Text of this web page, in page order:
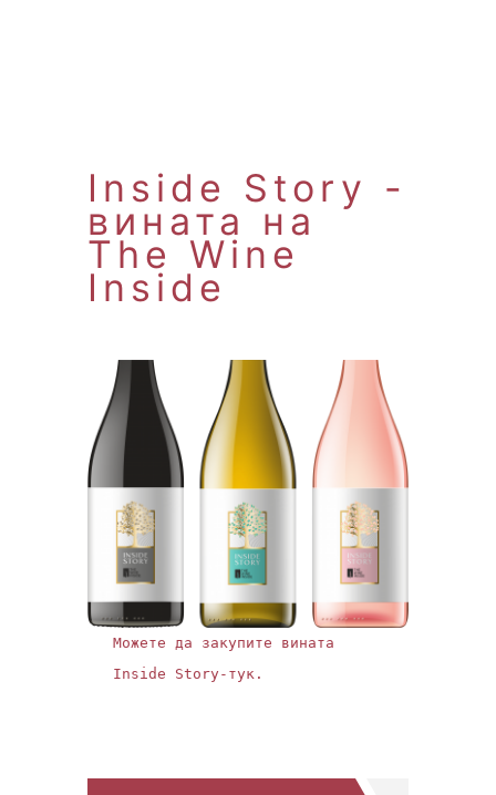
Inside Story -
вината на
The Wine
Inside
Можете да закупите вината
Inside Story-тук.